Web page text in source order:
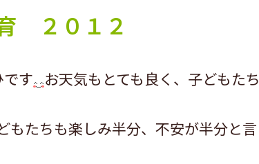
２０１２
す
お天気もとても良く、子どもたち
もたちも楽しみ半分、不安が半分と言